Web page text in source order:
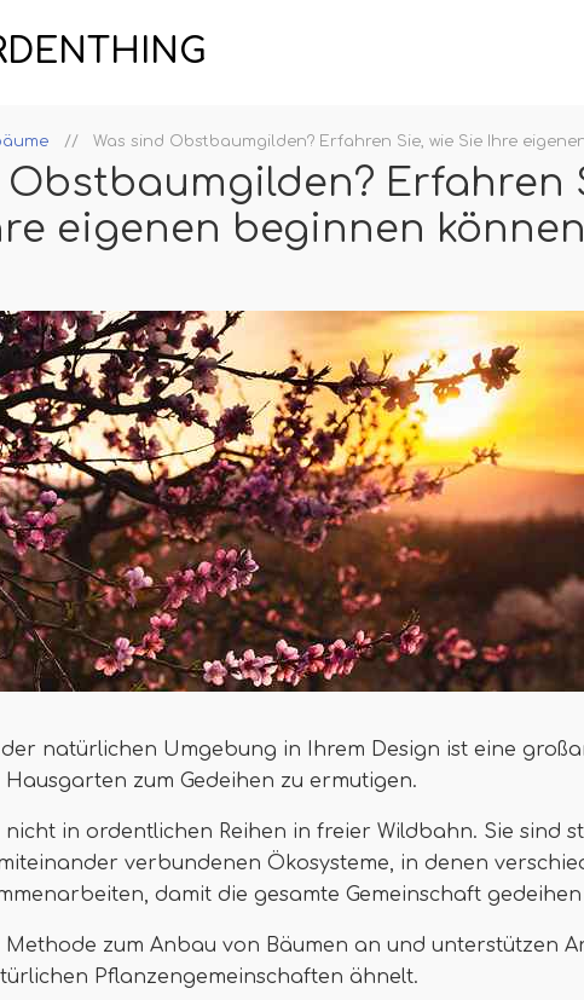
Was sind Obstbaumgilden? Erfahren Sie, wie Sie Ihre
Obstbaumgilden? Erfahren
eigenen beginnen können
natürlichen Umgebung in Ihrem Design ist eine
zum Gedeihen zu ermutigen.
nicht in ordentlichen Reihen in freier Wildbahn. Sie sind
verbundenen Ökosysteme, in denen
damit die gesamte Gemeinschaft
Methode zum Anbau von Bäumen an und unterstützen
Pflanzengemeinschaften ähnelt.